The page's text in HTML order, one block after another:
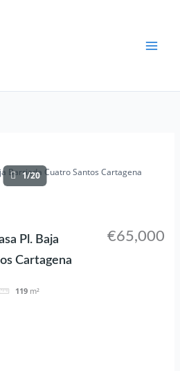
Barriada Cuatro Santos Cartagena
1/20
Pl. Baja
Cartagena
119 m²
€65,000